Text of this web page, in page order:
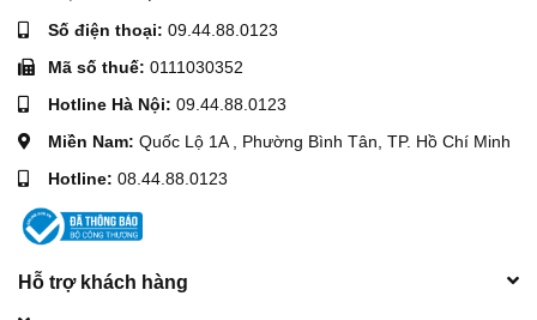
Số điện thoại: 09.44.88.0123
Mã số thuế: 0111030352
Hotline Hà Nội: 09.44.88.0123
Miền Nam: Quốc Lộ 1A , Phường Bình Tân, TP. Hồ Chí Minh
Hotline: 08.44.88.0123
Hỗ trợ khách hàng